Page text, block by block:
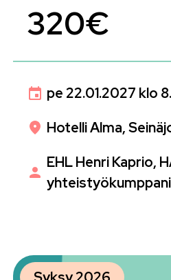
320€
pe 22.01.2027 klo
Hotelli Alma,
EHL Henri Kaprio,